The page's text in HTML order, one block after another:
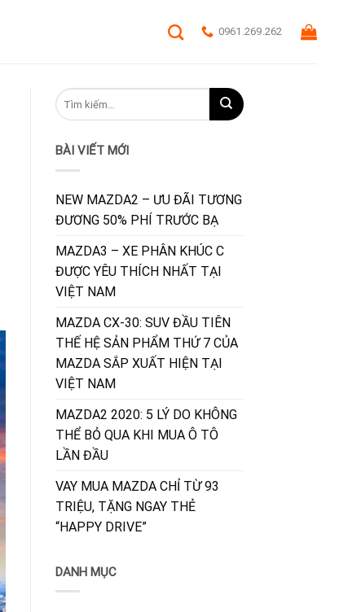
0961.269.262
BÀI VIẾT MỚI
NEW MAZDA2 – ƯU ĐÃI TƯƠNG
ĐƯƠNG 50% PHÍ TRƯỚC BẠ
MAZDA3 – XE PHÂN KHÚC C
ĐƯỢC YÊU THÍCH NHẤT TẠI
VIỆT NAM
MAZDA CX-30: SUV ĐẦU TIÊN
THẾ HỆ SẢN PHẨM THỨ 7 CỦA
MAZDA SẮP XUẤT HIỆN TẠI
VIỆT NAM
MAZDA2 2020: 5 LÝ DO KHÔNG
THỂ BỎ QUA KHI MUA Ô TÔ
LẦN ĐẦU
VAY MUA MAZDA CHỈ TỪ 93
TRIỆU, TẶNG NGAY THẺ
“HAPPY DRIVE”
DANH MỤC